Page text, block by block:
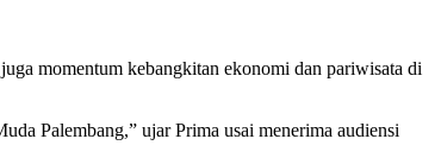
momentum kebangkitan ekonomi dan pariwisata di
Palembang,” ujar Prima usai menerima audiensi